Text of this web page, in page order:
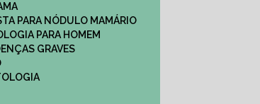
PARA NÓDULO MAMÁRIO
PARA HOMEM
GRAVES